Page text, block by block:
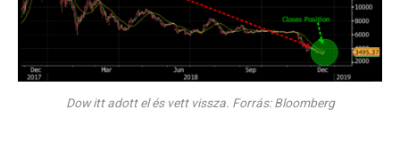
Dow itt adott el és vett vissza. Forrás: Bloomberg